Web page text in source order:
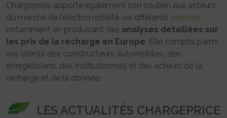
Chargeprice apporte également son soutien aux acteurs
du marché de l’électromobilité via différents services,
notamment en produisant des analyses détaillées sur
les prix de la recharge en Europe. Elle compte parmi
ses clients des constructeurs automobiles, des
énergéticiens, des institutionnels et des acteurs de la
recharge et de la donnée.
LES ACTUALITÉS CHARGEPRICE